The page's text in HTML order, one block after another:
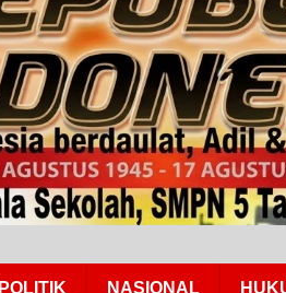
POLITIK NASIONAL